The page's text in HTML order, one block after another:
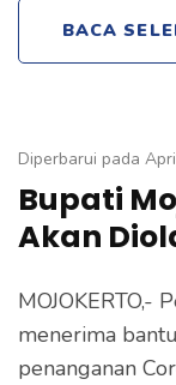
BACA
Diperbarui pada
Bupati
Akan
MOJOKERTO,-
menerima
penanganan